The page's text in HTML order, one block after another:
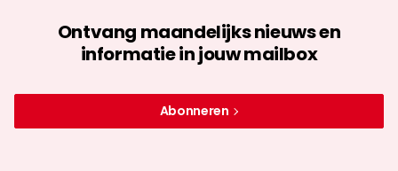
Ontvang maandelijks nieuws en
informatie in jouw mailbox
Abonneren